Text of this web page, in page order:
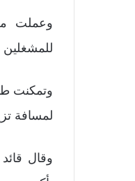
وعملت
وتمكنت
لمسافة تزيد عن 11 كيلومترًا من نقطة إقلاعها
وقال